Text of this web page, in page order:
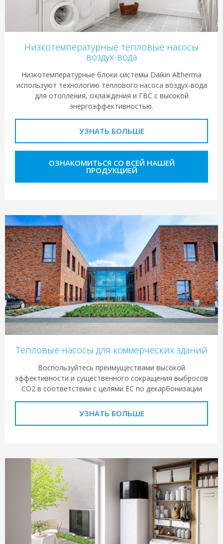
Низкотемпературные тепловые насосы
воздух-вода
Низкотемпературные блоки системы Daikin Altherma
используют технологию теплового насоса воздух-вода
для отопления, охлаждения и ГВС с высокой
энергоэффективностью.
УЗНАТЬ БОЛЬШЕ
ОЗНАКОМИТЬСЯ СО ВСЕЙ НАШЕЙ
ПРОДУКЦИЕЙ
Тепловые насосы для коммерческих зданий
Воспользуйтесь преимуществами высокой
эффективности и существенного сокращения выбросов
CO2 в соответствии с целями ЕС по декарбонизации
УЗНАТЬ БОЛЬШЕ